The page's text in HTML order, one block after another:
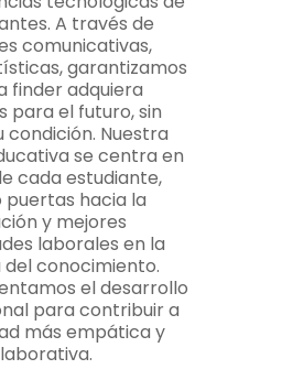
A través de
comunicativas,
garantizamos
finder adquiera
para el futuro, sin
Nuestra
se centra en
cada estudiante,
puertas hacia la
y mejores
laborales en la
conocimiento.
el desarrollo
para contribuir a
más empática y